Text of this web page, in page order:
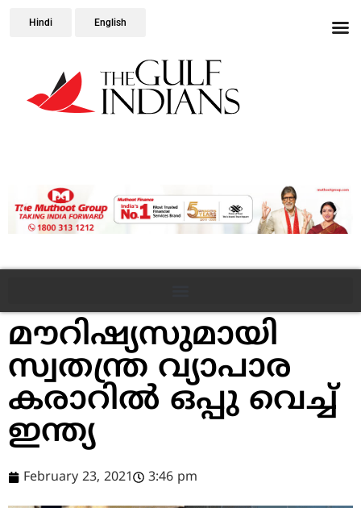
Hindi English
മൗറിഷ്യസുമായി
സ്വതന്ത്ര വ്യാപാര
കരാറില്‍ ഒപ്പു വെച്ച്
ഇന്ത്യ
February 23, 2021 3:46 pm